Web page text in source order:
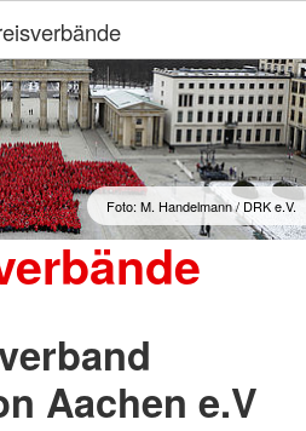
Foto: M. Handelmann / DRK e.V.
Aachen e.V